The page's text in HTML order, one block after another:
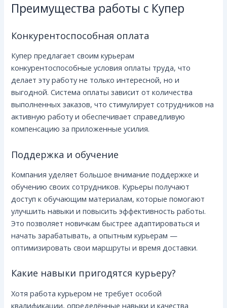
Преимущества работы с Купер
Конкурентоспособная оплата
Купер предлагает своим курьерам
конкурентоспособные условия оплаты труда, что
делает эту работу не только интересной, но и
выгодной. Система оплаты зависит от количества
выполненных заказов, что стимулирует сотрудников на
активную работу и обеспечивает справедливую
компенсацию за приложенные усилия.
Поддержка и обучение
Компания уделяет большое внимание поддержке и
обучению своих сотрудников. Курьеры получают
доступ к обучающим материалам, которые помогают
улучшить навыки и повысить эффективность работы.
Это позволяет новичкам быстрее адаптироваться и
начать зарабатывать, а опытным курьерам —
оптимизировать свои маршруты и время доставки.
Какие навыки пригодятся курьеру?
Хотя работа курьером не требует особой
квалификации, определённые навыки и качества